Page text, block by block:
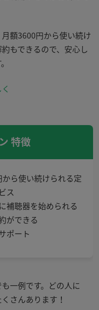
額3600円から使い続け
もできるので、安心し
特徴
ら使い続けられる定
ス
補聴器を始められる
ができる
ポート
一例です。どの人に
さんあります！